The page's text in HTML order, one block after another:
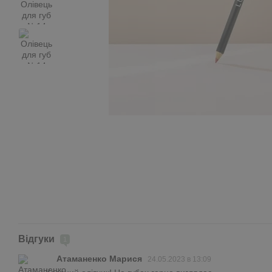
Відгуки
Атаманенко Марися 24.05.2023 в 13:09